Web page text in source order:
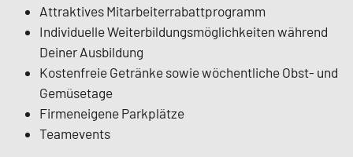
Attraktives Mitarbeiterrabattprogramm
Individuelle Weiterbildungsmöglichkeiten während
Deiner Ausbildung
Kostenfreie Getränke sowie wöchentliche Obst- und
Gemüsetage
Firmeneigene Parkplätze
Teamevents